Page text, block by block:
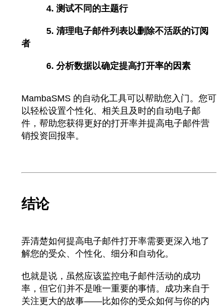
4. 测试不同的主题行
5. 清理电子邮件列表以删除不活跃的订阅
者
6. 分析数据以确定提高打开率的因素
MambaSMS 的自动化工具可以帮助您入门。您可
以轻松设置个性化、相关且及时的自动电子邮
件，帮助您获得更好的打开率并提高电子邮件营
销投资回报率。
结论
弄清楚如何提高电子邮件打开率需要更深入地了
解您的受众、个性化、细分和自动化。
也就是说，虽然应该监控电子邮件活动的成功
率，但它们并不是唯一重要的事情。成功来自于
关注更大的故事——比如你的受众如何与你的内